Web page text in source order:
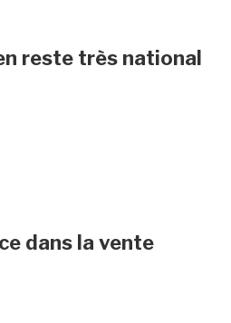
reste très national
dans la vente